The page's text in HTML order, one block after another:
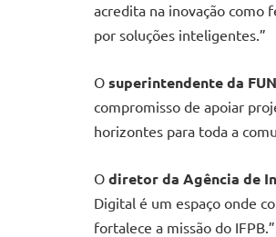
acredita na inovação como
por soluções inteligentes.”
O superintendente da
compromisso de apoiar
horizontes para toda a
O diretor da Agência de
Digital é um espaço onde
fortalece a missão do IFPB.”